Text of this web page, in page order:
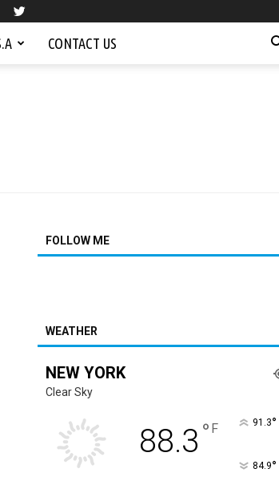
CONTACT US
FOLLOW ME
WEATHER
NEW YORK
Clear Sky
88.3 ° F 91.3°
84.9°